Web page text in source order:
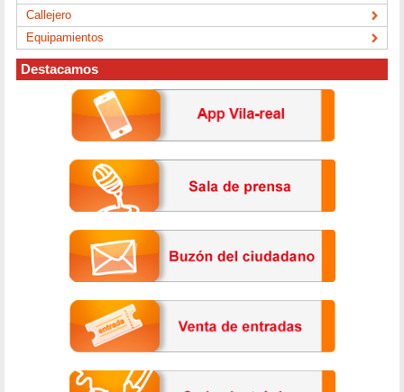
Callejero
Equipamientos
Destacamos